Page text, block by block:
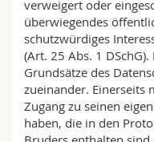
verweigert oder
überwiegendes
schutzwürdiges
(Art. 25 Abs. 1
Grundsätze des
zueinander. Einerseits
Zugang zu seinen
haben, die in den